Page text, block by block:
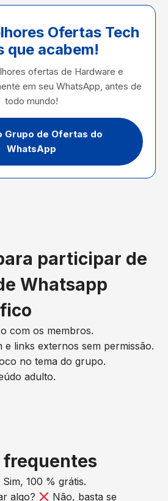
Ofertas Tech
que acabem!
ofertas de Hardware e
em seu WhatsApp, antes de
todo mundo!
Grupo de Ofertas do
WhatsApp
participar de
Whatsapp
com os membros.
e links externos sem permissão.
no tema do grupo.
adulto.
frequentes
Sim, 100 % grátis.
algo?
Não, basta se